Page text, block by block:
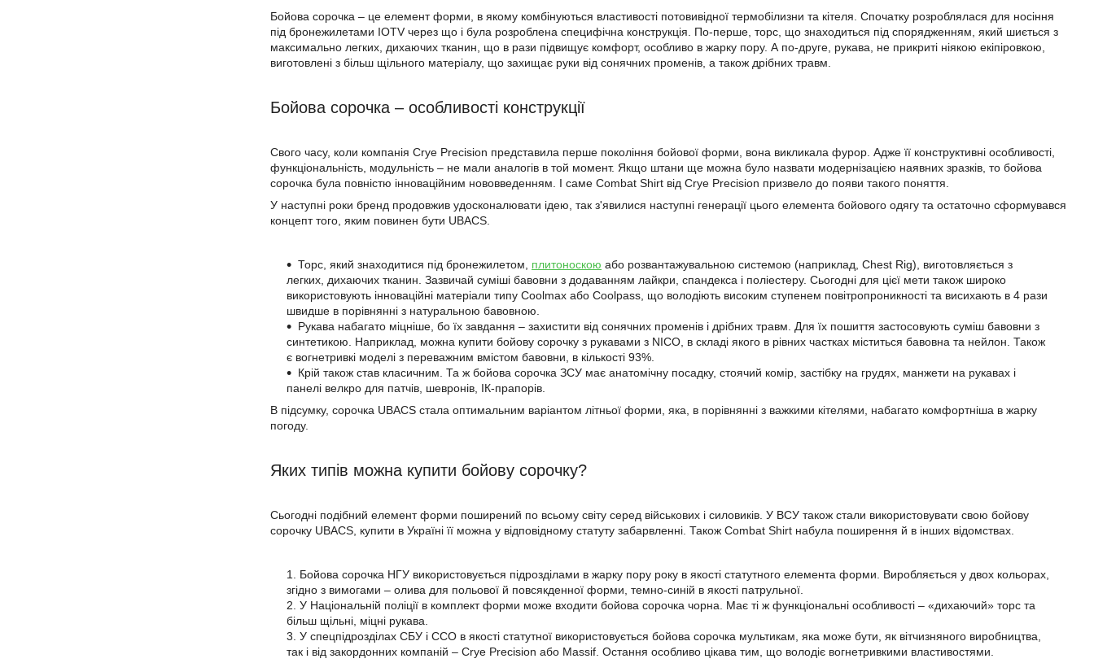
Бойова сорочка – це елемент форми, в якому комбінуються властивості потовивідної термобілизни та кітеля. Спочатку розроблялася для носіння
під бронежилетами IOTV через що і була розроблена специфічна конструкція. По-перше, торс, що знаходиться під спорядженням, який шиється з
максимально легких, дихаючих тканин, що в рази підвищує комфорт, особливо в жарку пору. А по-друге, рукава, не прикриті ніякою екіпіровкою,
виготовлені з більш щільного матеріалу, що захищає руки від сонячних променів, а також дрібних травм.
Бойова сорочка – особливості конструкції
Свого часу, коли компанія Crye Precision представила перше покоління бойової форми, вона викликала фурор. Адже її конструктивні особливості,
функціональність, модульність – не мали аналогів в той момент. Якщо штани ще можна було назвати модернізацією наявних зразків, то бойова
сорочка була повністю інноваційним нововведенням. І саме Combat Shirt від Crye Precision призвело до появи такого поняття.
У наступні роки бренд продовжив удосконалювати ідею, так з'явилися наступні генерації цього елемента бойового одягу та остаточно сформувався
концепт того, яким повинен бути UBACS.
Торс, який знаходитися під бронежилетом, плитоноскою або розвантажувальною системою (наприклад, Chest Rig), виготовляється з
легких, дихаючих тканин. Зазвичай суміші бавовни з додаванням лайкри, спандекса і поліестеру. Сьогодні для цієї мети також широко
використовують інноваційні матеріали типу Coolmax або Coolpass, що володіють високим ступенем повітропроникності та висихають в 4 рази
швидше в порівнянні з натуральною бавовною.
Рукава набагато міцніше, бо їх завдання – захистити від сонячних променів і дрібних травм. Для їх пошиття застосовують суміш бавовни з
синтетикою. Наприклад, можна купити бойову сорочку з рукавами з NICO, в складі якого в рівних частках міститься бавовна та нейлон. Також
є вогнетривкі моделі з переважним вмістом бавовни, в кількості 93%.
Крій також став класичним. Та ж бойова сорочка ЗСУ має анатомічну посадку, стоячий комір, застібку на грудях, манжети на рукавах і
панелі велкро для патчів, шевронів, ІК-прапорів.
В підсумку, сорочка UBACS стала оптимальним варіантом літньої форми, яка, в порівнянні з важкими кітелями, набагато комфортніша в жарку
погоду.
Яких типів можна купити бойову сорочку?
Сьогодні подібний елемент форми поширений по всьому світу серед військових і силовиків. У ВСУ також стали використовувати свою бойову
сорочку UBACS, купити в Україні її можна у відповідному статуту забарвленні. Також Combat Shirt набула поширення й в інших відомствах.
Бойова сорочка НГУ використовується підрозділами в жарку пору року в якості статутного елемента форми. Виробляється у двох кольорах,
згідно з вимогами – олива для польової й повсякденної форми, темно-синій в якості патрульної.
У Національній поліції в комплект форми може входити бойова сорочка чорна. Має ті ж функціональні особливості – «дихаючий» торс та
більш щільні, міцні рукава.
У спецпідрозділах СБУ і ССО в якості статутної використовується бойова сорочка мультикам, яка може бути, як вітчизняного виробництва,
так і від закордонних компаній – Crye Precision або Massif. Остання особливо цікава тим, що володіє вогнетривкими властивостями.